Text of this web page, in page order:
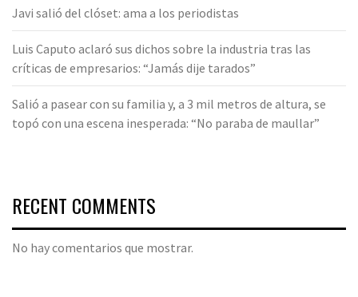
Javi salió del clóset: ama a los periodistas
Luis Caputo aclaró sus dichos sobre la industria tras las
críticas de empresarios: “Jamás dije tarados”
Salió a pasear con su familia y, a 3 mil metros de altura, se
topó con una escena inesperada: “No paraba de maullar”
RECENT COMMENTS
No hay comentarios que mostrar.